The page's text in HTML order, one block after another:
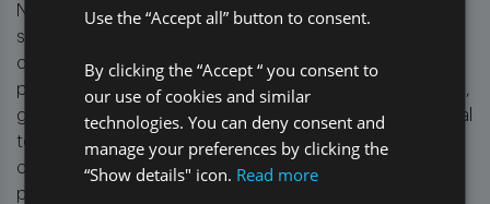
No entanto, a integração de novas tecnologias traz
seus próprios desafios, especialmente no campo da
cibersegurança. À medida que as seguradoras adotam
processos digitalizados e automação de ponta a ponta,
garantir a proteção de dados e a segurança operacional
torna-se fundamental. Como resultado, estamos
observando uma crescente demanda por soluções
personalizadas de auditoria cibernética que ajudem a
Use the “Accept all” button to consent.
By clicking the “Accept “ you consent to
our use of cookies and similar
technologies. You can deny consent and
manage your preferences by clicking the
“Show details" icon. Read more